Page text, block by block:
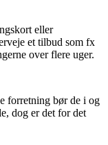
eller
et tilbud som fx
over flere uger.
forretning bør de i og
dog er det for det